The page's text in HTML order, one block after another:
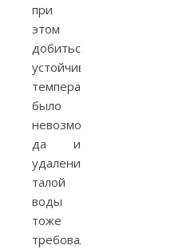
при
этом
добиться
устойчивой
температуры
было
невозможно,
да и
удаление
талой
воды
тоже
требовало